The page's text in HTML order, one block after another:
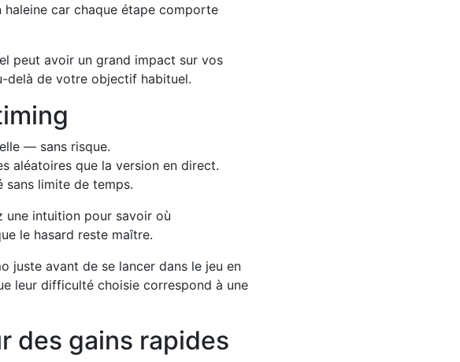
car chaque étape comporte
peut avoir un grand impact sur vos
delà de votre objectif habituel.
— sans risque.
aléatoires que la version en direct.
limite de temps.
une intuition pour savoir où
le hasard reste maître.
juste avant de se lancer dans le jeu en
leur difficulté choisie correspond à une
des gains rapides